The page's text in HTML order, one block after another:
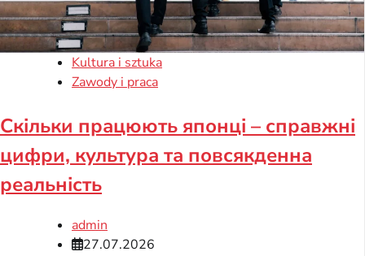
Kultura i sztuka
Zawody i praca
Скільки працюють японці – справжні
цифри, культура та повсякденна
реальність
admin
27.07.2026